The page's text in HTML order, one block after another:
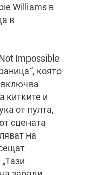
Williams в
в
Impossible
която
китките и
от пулта,
сцената
на